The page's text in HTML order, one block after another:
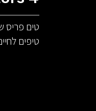
טים פריס
טיפים